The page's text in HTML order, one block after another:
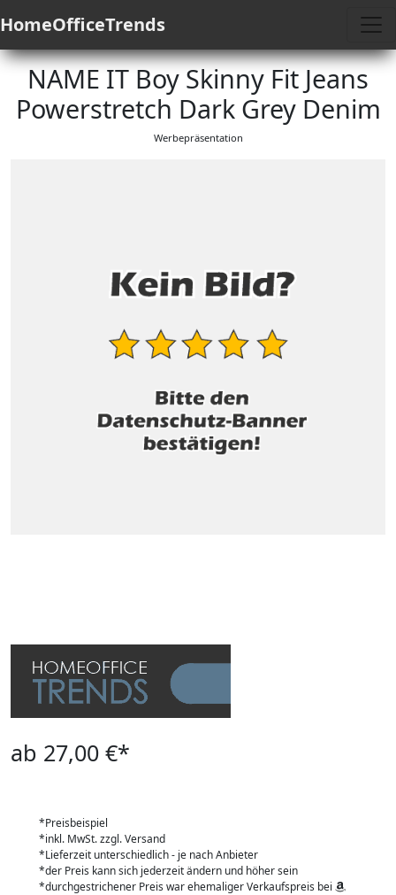
HomeOfficeTrends
NAME IT Boy Skinny Fit Jeans
Powerstretch Dark Grey Denim
Werbepräsentation
ab 27,00 €*
*Preisbeispiel
*inkl. MwSt. zzgl. Versand
*Lieferzeit unterschiedlich - je nach Anbieter
*der Preis kann sich jederzeit ändern und höher sein
*durchgestrichener Preis war ehemaliger Verkaufspreis bei